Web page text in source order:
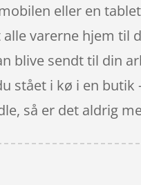
eller en
varerne hjem til
blive sendt til din
stået i kø i en
så er det aldrig